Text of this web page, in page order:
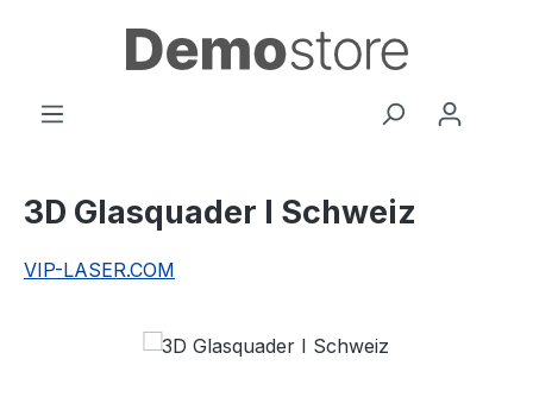
Zum Hauptinhalt springen
3D Glasquader I Schweiz
VIP-LASER.COM
Bildergalerie überspringen